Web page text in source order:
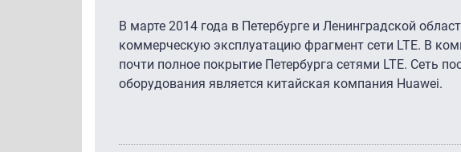
В марте 2014 года в Петербурге и Ленинградской
коммерческую эксплуатацию фрагмент сети LTE. В
почти полное покрытие Петербурга сетями LTE. Сеть
оборудования является китайская компания Huawei.